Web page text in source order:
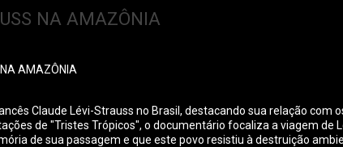
NA AMAZÔNIA
AMAZÔNIA
Claude Lévi-Strauss no Brasil, destacando sua relação
de "Tristes Trópicos", o documentário focaliza a viagem
de sua passagem e que este povo resistiu à destruição